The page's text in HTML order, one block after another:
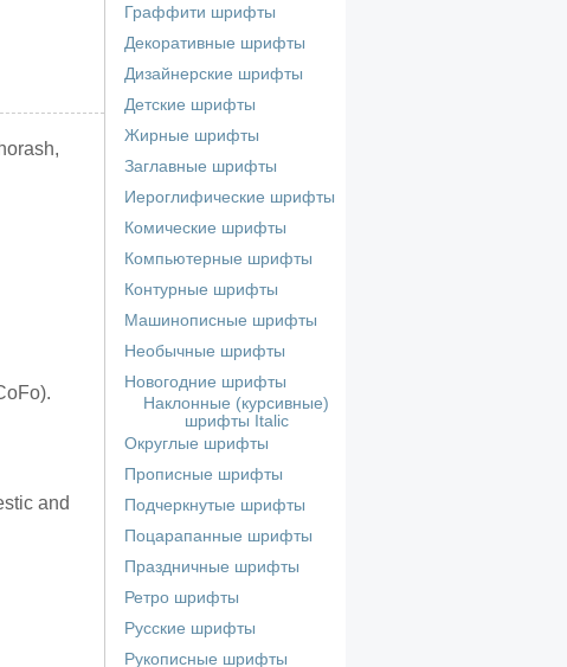
and
Граффити шрифты
Декоративные шрифты
Дизайнерские шрифты
Детские шрифты
Жирные шрифты
Заглавные шрифты
Иероглифические шрифты
Комические шрифты
Компьютерные шрифты
Контурные шрифты
Машинописные шрифты
Необычные шрифты
Новогодние шрифты
Наклонные (курсивные)
шрифты Italic
Округлые шрифты
Прописные шрифты
Подчеркнутые шрифты
Поцарапанные шрифты
Праздничные шрифты
Ретро шрифты
Русские шрифты
Рукописные шрифты